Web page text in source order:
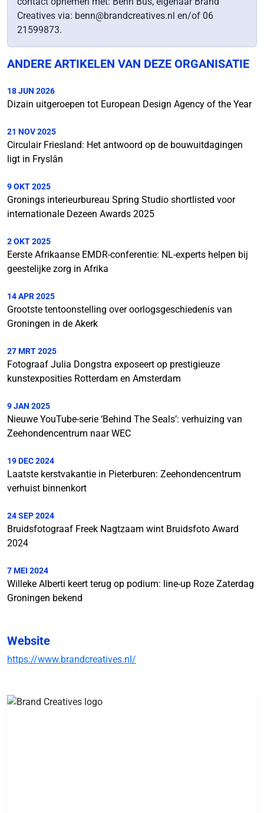
Creatives via: benn@brandcreatives.nl en/of 06
21599873.
ANDERE ARTIKELEN VAN DEZE ORGANISATIE
18 JUN 2026
Dizain uitgeroepen tot European Design Agency of the Year
21 NOV 2025
Circulair Friesland: Het antwoord op de bouwuitdagingen
ligt in Fryslân
9 OKT 2025
Gronings interieurbureau Spring Studio shortlisted voor
internationale Dezeen Awards 2025
2 OKT 2025
Eerste Afrikaanse EMDR-conferentie: NL-experts helpen bij
geestelijke zorg in Afrika
14 APR 2025
Grootste tentoonstelling over oorlogsgeschiedenis van
Groningen in de Akerk
27 MRT 2025
Fotograaf Julia Dongstra exposeert op prestigieuze
kunstexposities Rotterdam en Amsterdam
9 JAN 2025
Nieuwe YouTube-serie ‘Behind The Seals’: verhuizing van
Zeehondencentrum naar WEC
19 DEC 2024
Laatste kerstvakantie in Pieterburen: Zeehondencentrum
verhuist binnenkort
24 SEP 2024
Bruidsfotograaf Freek Nagtzaam wint Bruidsfoto Award
2024
7 MEI 2024
Willeke Alberti keert terug op podium: line-up Roze Zaterdag
Groningen bekend
Website
https://www.brandcreatives.nl/